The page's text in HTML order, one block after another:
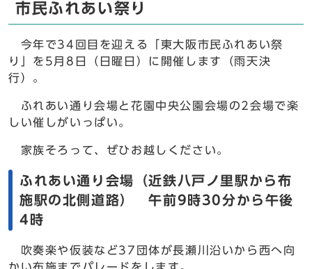
市民ふれあい祭り
今年で34回目を迎える「東大阪市民ふれあい祭
り」を5月8日（日曜日）に開催します（雨天決
行）。
ふれあい通り会場と花園中央公園会場の2会場で楽
しい催しがいっぱい。
家族そろって、ぜひお越しください。
ふれあい通り会場（近鉄八戸ノ里駅から布
施駅の北側道路） 午前9時30分から午後
4時
吹奏楽や仮装など37団体が長瀬川沿いから西へ向